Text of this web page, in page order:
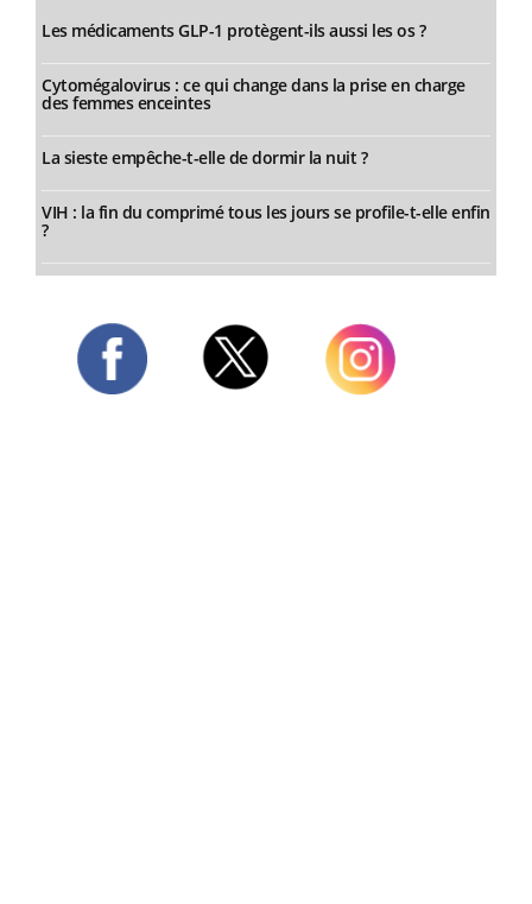
Les médicaments GLP-1 protègent-ils aussi les os ?
Cytomégalovirus : ce qui change dans la prise en charge
des femmes enceintes
La sieste empêche-t-elle de dormir la nuit ?
VIH : la fin du comprimé tous les jours se profile-t-elle enfin
?